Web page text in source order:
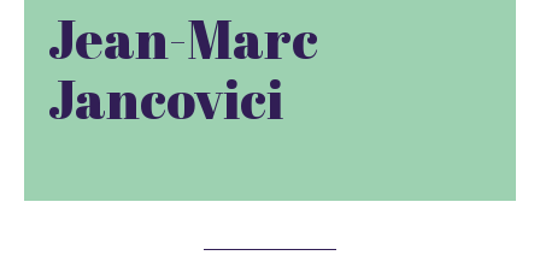
Jean-Marc
Jancovici